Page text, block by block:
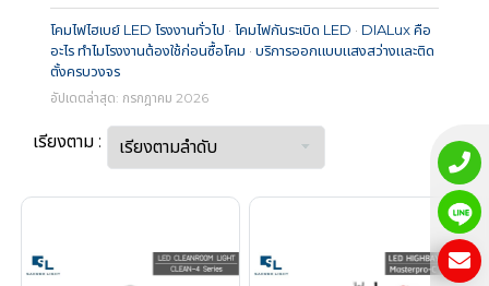
โคมไฟไฮเบย์ LED โรงงานทั่วไป · โคมไฟกันระเบิด LED · DIALux คือ
อะไร ทำไมโรงงานต้องใช้ก่อนซื้อโคม · บริการออกแบบแสงสว่างและติด
ตั้งครบวงจร
อัปเดตล่าสุด: กรกฎาคม 2026
เรียงตาม :